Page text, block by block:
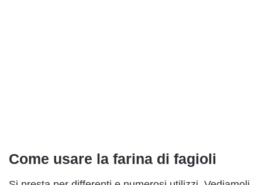
Come usare la farina di fagioli